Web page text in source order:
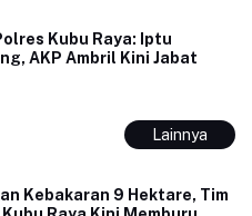
Kubu Raya: Iptu
AKP Ambril Kini Jabat
Lainnya
Kebakaran 9 Hektare, Tim